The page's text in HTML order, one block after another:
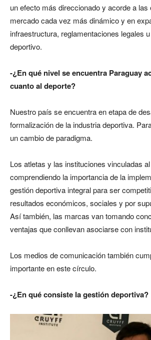
un efecto más direccionado y acorde a las
mercado cada vez más dinámico y en
infraestructura, reglamentaciones legales
deportivo.
-¿En qué nivel se encuentra Paraguay
cuanto al deporte?
Nuestro país se encuentra en etapa de
formalización de la industria deportiva.
un cambio de paradigma.
Los atletas y las instituciones vinculadas
comprendiendo la importancia de la
gestión deportiva integral para ser
resultados económicos, sociales y por
Así también, las marcas van tomando
ventajas que conllevan asociarse con
Los medios de comunicación también
importante en este círculo.
-¿En qué consiste la gestión deportiva?